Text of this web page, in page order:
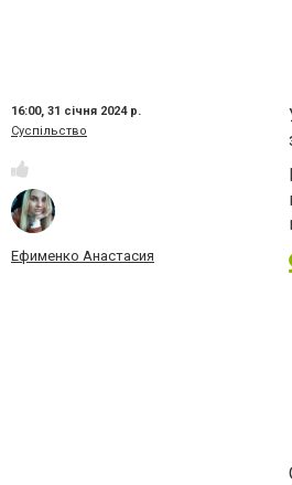
16:00, 31 січня 2024 р.
Суспільство
Ефименко Анастасия